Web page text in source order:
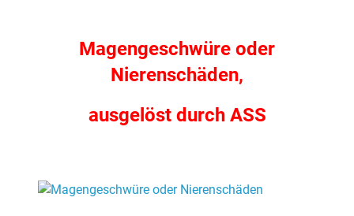
Magengeschwüre oder
Nierenschäden,
ausgelöst durch ASS